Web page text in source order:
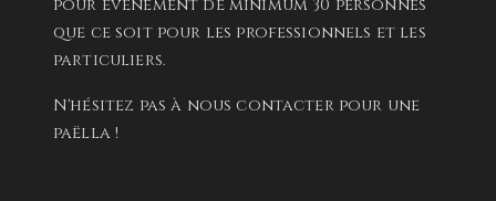
pour évènement de minimum 30 personnes
que ce soit pour les professionnels et les
particuliers.
N'hésitez pas à nous contacter pour une
paëlla !